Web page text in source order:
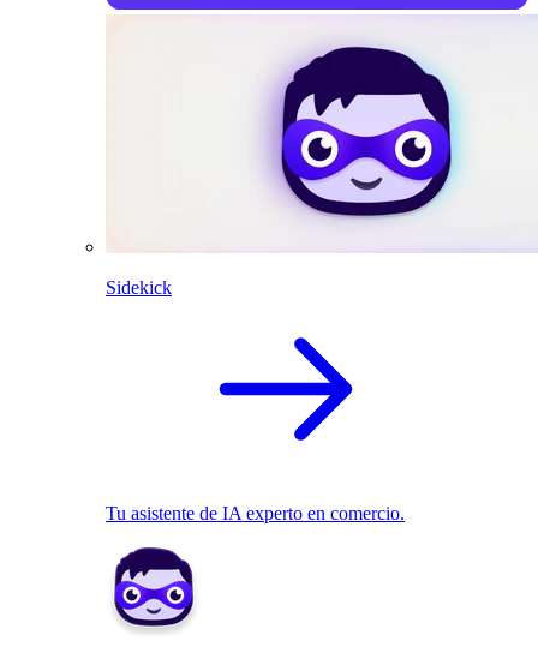
Sidekick
Tu asistente de IA experto en comercio.